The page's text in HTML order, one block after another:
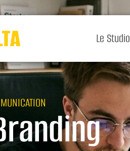
Le Studio